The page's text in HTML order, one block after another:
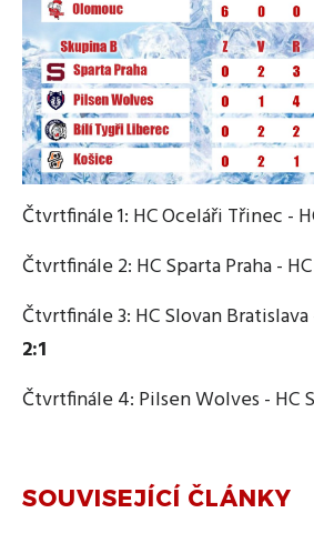
Čtvrtfinále 1: HC Oceláři Třinec -
Čtvrtfinále 2: HC Sparta Praha -
Čtvrtfinále 3: HC Slovan
2:1
Čtvrtfinále 4: Pilsen Wolves - HC
SOUVISEJÍCÍ ČLÁNKY